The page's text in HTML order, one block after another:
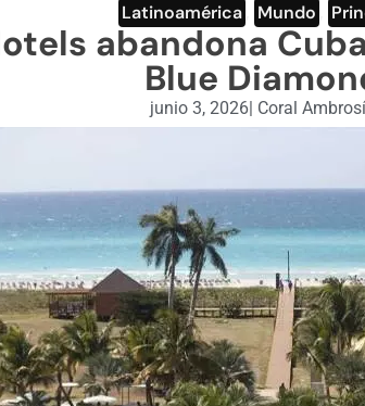
Latinoamérica Mundo
abandona
Blue
junio 3, 2026 Coral